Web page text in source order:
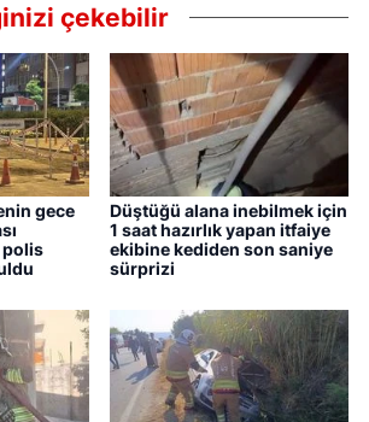
çekebilir
gece
polis
Düştüğü alana inebilmek için
1 saat hazırlık yapan itfaiye
ekibine kediden son saniye
sürprizi